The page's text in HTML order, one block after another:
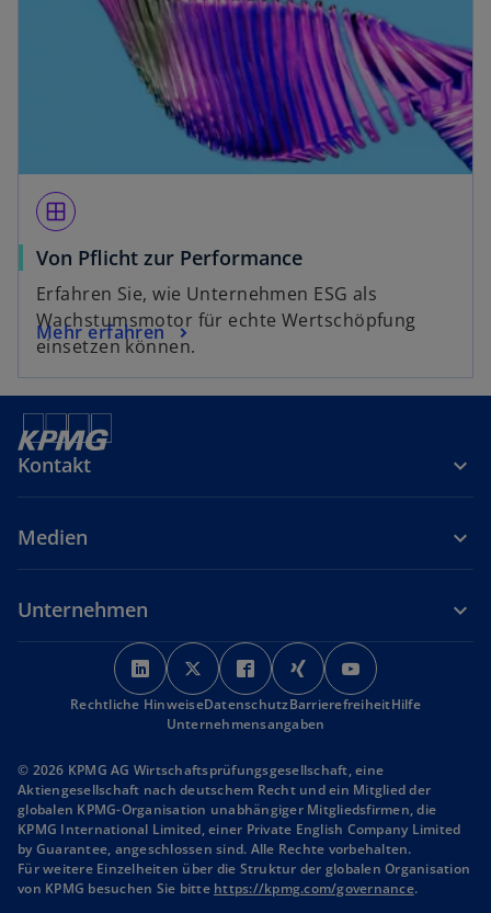
window
Von Pflicht zur Performance
Erfahren Sie, wie Unternehmen ESG als
Wachstumsmotor für echte Wertschöpfung
einsetzen können.
Mehr erfahren
Kontakt
Medien
Unternehmen
w
i
r
d
n
e
i
n
e
w
i
r
d
n
e
i
n
e
w
i
r
d
n
e
i
n
e
w
i
r
i
n
e
i
n
e
i
r
n
e
i
n
e
Rechtliche HinweiseDatenschutzBarrierefreiheitHilfe
Unternehmensangaben
© 2026 KPMG AG Wirtschaftsprüfungsgesellschaft, eine
Aktiengesellschaft nach deutschem Recht und ein Mitglied der
globalen KPMG-Organisation unabhängiger Mitgliedsfirmen, die
KPMG International Limited, einer Private English Company Limited
by Guarantee, angeschlossen sind. Alle Rechte vorbehalten.
Für weitere Einzelheiten über die Struktur der globalen Organisation
von KPMG besuchen Sie bitte https://kpmg.com/governance.